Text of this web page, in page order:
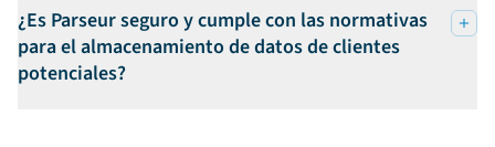
¿Es Parseur seguro y cumple con las normativas
para el almacenamiento de datos de clientes
potenciales?